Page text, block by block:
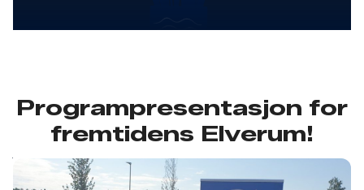
Programpresentasjon for
fremtidens Elverum!